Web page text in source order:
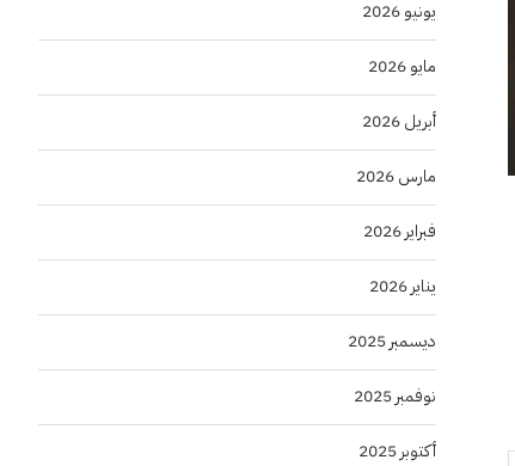
يونيو 2026
مايو 2026
أبريل 2026
مارس 2026
فبراير 2026
يناير 2026
ديسمبر 2025
نوفمبر 2025
أكتوبر 2025